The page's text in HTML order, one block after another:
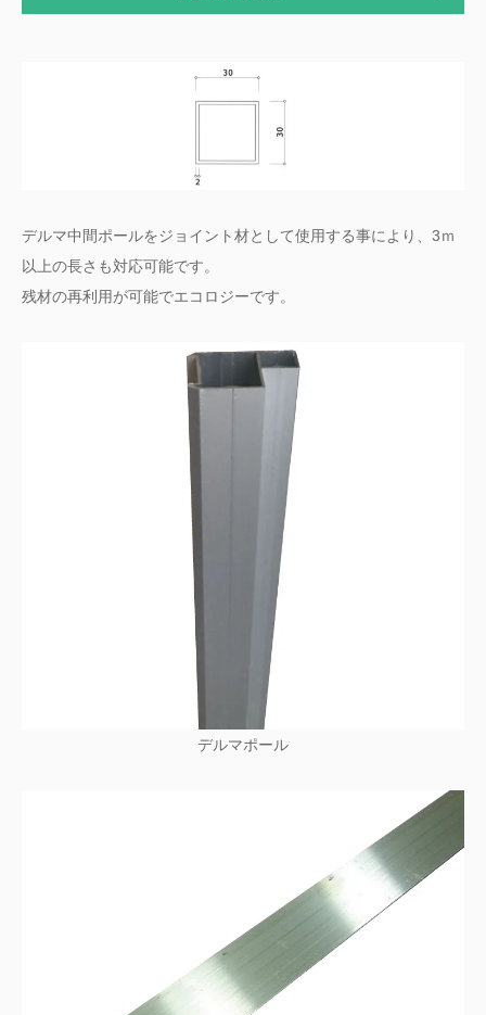
デルマ中間ポールをジョイント材として使用する事により、3ｍ
以上の長さも対応可能です。
残材の再利用が可能でエコロジーです。
デルマポール